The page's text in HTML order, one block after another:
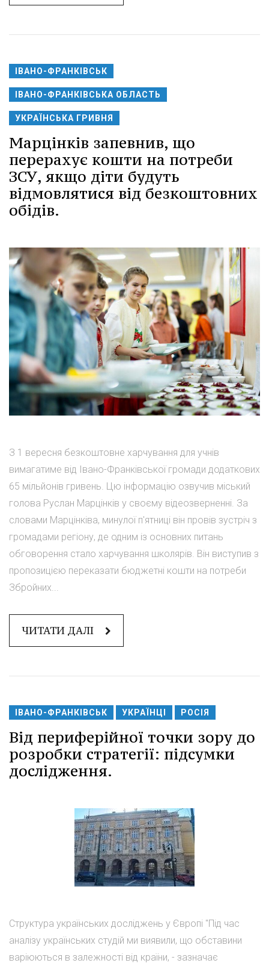
ІВАНО-ФРАНКІВСЬК
ІВАНО-ФРАНКІВСЬКА ОБЛАСТЬ
УКРАЇНСЬКА ГРИВНЯ
Марцінків запевнив, що
перерахує кошти на потреби
ЗСУ, якщо діти будуть
відмовлятися від безкоштовних
обідів.
З 1 вересня безкоштовне харчування для учнів
вимагатиме від Івано-Франківської громади додаткових
65 мільйонів гривень. Цю інформацію озвучив міський
голова Руслан Марцінків у своєму відеозверненні. За
словами Марцінківа, минулої п'ятниці він провів зустріч з
громадами регіону, де одним із основних питань
обговорення стало харчування школярів. Він виступив з
пропозицією переказати бюджетні кошти на потреби
Збройних...
ЧИТАТИ ДАЛІ
ІВАНО-ФРАНКІВСЬК УКРАЇНЦІ РОСІЯ
Від периферійної точки зору до
розробки стратегії: підсумки
дослідження.
Структура українських досліджень у Європі "Під час
аналізу українських студій ми виявили, що обставини
варіюються в залежності від країни, - зазначає